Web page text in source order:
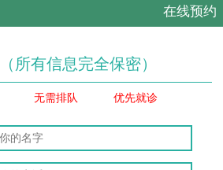
在线预约
（所有信息完全保密）
无需排队 优先就诊